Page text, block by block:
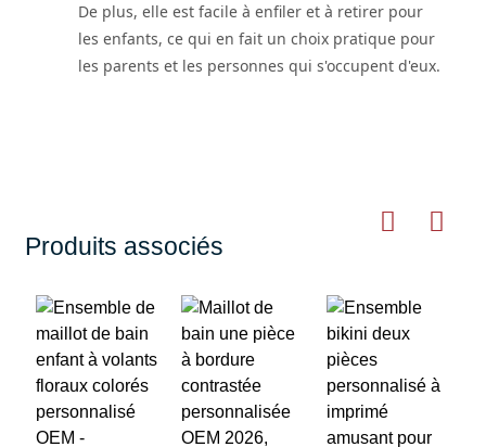
De plus, elle est facile à enfiler et à retirer pour
les enfants, ce qui en fait un choix pratique pour
les parents et les personnes qui s'occupent d'eux.
Produits associés